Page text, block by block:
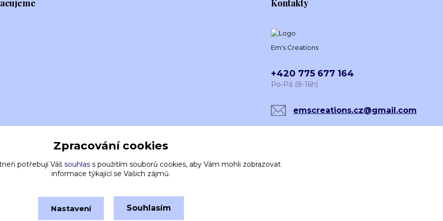
Kontakty
Em's Creations
+420 775 677 164
Po-Pá (8-16h)
emscreations.cz@gmail.com
Zpracování cookies
potřebují Váš souhlass použitím souborů cookies, aby Vám mohli zobrazovat
informace týkající se Vašich zájmů.
Nastavení Souhlasím